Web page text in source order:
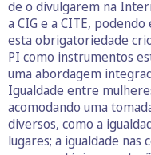
de o divulgarem na
a CIG e a CITE,
esta obrigatoriedade
PI como instrumentos
uma abordagem
Igualdade entre
acomodando uma
diversos, como a
lugares; a igualdade nas